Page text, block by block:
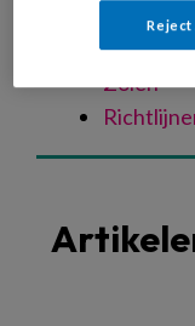
Orthese
Zolen
Reject